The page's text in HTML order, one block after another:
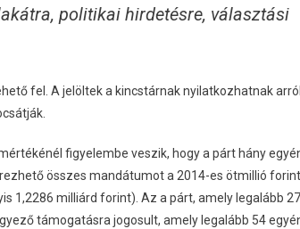
politikai hirdetésre, választási
fel. A jelöltek a kincstárnak nyilatkozhatnak
figyelembe veszik, hogy a párt hány
összes mandátumot a 2014-es ötmillió forint
1,2286 milliárd forint). Az a párt, amely legalább 27
támogatásra jogosult, amely legalább 54